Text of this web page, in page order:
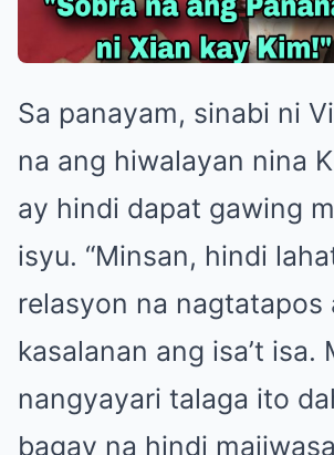
Sa panayam, sinabi ni
na ang hiwalayan nina
ay hindi dapat gawing
isyu. “Minsan, hindi
relasyon na nagtatapos
kasalanan ang isa’t isa.
nangyayari talaga ito
bagay na hindi